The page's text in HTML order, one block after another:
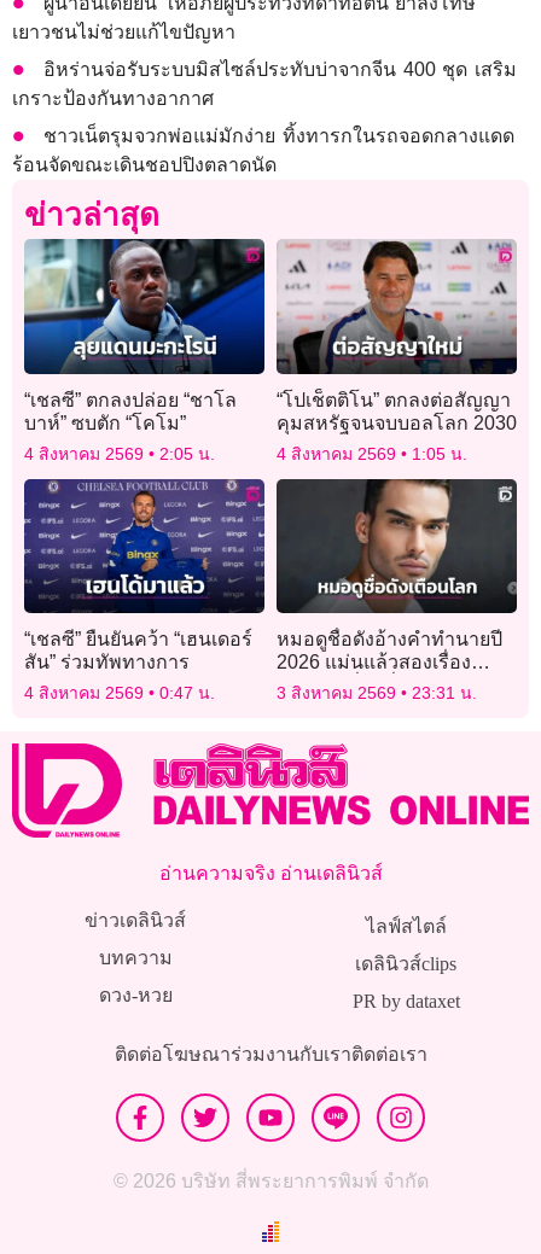
เยาวชนไม่ช่วยแก้ไขปัญหา
อิหร่านจ่อรับระบบมิสไซล์ประทับบ่าจากจีน 400 ชุด เสริม
เกราะป้องกันทางอากาศ
ชาวเน็ตรุมจวกพ่อแม่มักง่าย ทิ้งทารกในรถจอดกลางแดด
ร้อนจัดขณะเดินชอปปิงตลาดนัด
ข่าวล่าสุด
“เชลซี” ตกลงปล่อย “ชาโล
บาห์” ซบตัก “โคโม”
4 สิงหาคม 2569 2:05 น.
“โปเช็ตติโน” ตกลงต่อสัญญา
คุมสหรัฐจนจบบอลโลก 2030
4 สิงหาคม 2569 1:05 น.
“เชลซี” ยืนยันคว้า “เฮนเดอร์
สัน” ร่วมทัพทางการ
4 สิงหาคม 2569 0:47 น.
หมอดูชื่อดังอ้างคำทำนายปี
2026 แม่นแล้วสองเรื่อง
เตือนภัยเรื่องที่สามกำลังก่อ
3 สิงหาคม 2569 23:31 น.
อ่านความจริง อ่านเดลินิวส์
ข่าวเดลินิวส์
บทความ
ดวง-หวย
ไลฟ์สไตล์
เดลินิวส์clips
PR by dataxet
ติดต่อโฆษณาร่วมงานกับเราติดต่อเรา
© 2026 บริษัท สี่พระยาการพิมพ์ จำกัด